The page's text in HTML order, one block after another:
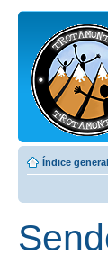
Índice general